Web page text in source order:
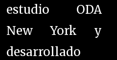
estudio ODA
New York y
desarrollado